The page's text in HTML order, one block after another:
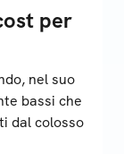
per
nel suo
bassi che
dal colosso